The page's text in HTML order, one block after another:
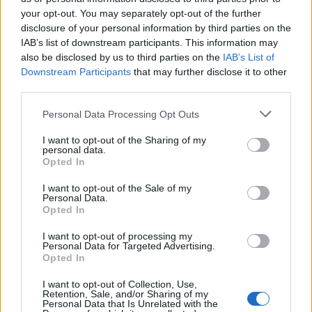
your opt-out. You may separately opt-out of the further
disclosure of your personal information by third parties on the
IAB’s list of downstream participants. This information may
also be disclosed by us to third parties on the IAB’s List of
Downstream Participants that may further disclose it to other
Personal Data Processing Opt Outs
I want to opt-out of the Sharing of my
personal data.
Opted In
I want to opt-out of the Sale of my
Personal Data.
Opted In
I want to opt-out of processing my
Personal Data for Targeted Advertising.
Opted In
I want to opt-out of Collection, Use,
Retention, Sale, and/or Sharing of my
Personal Data that Is Unrelated with the
intrecciano in una celebrazione collettiva capace di
trasmettere energia, vitalità e senso di comunità. Brani iconici
come“Silent Night”e“White Christmas”assumono la
forma di preghiere laiche, evocando pace, serenità e dolce
nostalgia. Un concerto in grado di avvolgere il pubblico in
un’atmosfera festosa e, al tempo stesso, profondamente
emotiva.
Il 24 dicembre alle ore 18.00 seguirà
“Musica sensum
pertinendi inflammat”
Lucrezia Ianieri,Sara Di
eYu Ding
Pietro a Majella.
La Vigilia di Natale trova il suo cuore
pulsante in un concerto che mette al centro il desiderio di
pace e rinascita. Il motto che guida la performance –
mai svanisce”– diventa un invito a riscoprire i valori universali
che il Natale rappresenta, soprattutto in un periodo segnato
forza narrativa, offre un linguaggio capace di parlare di guerra
e riconciliazione, odio e amore, sofferenza e speranza. Le arie